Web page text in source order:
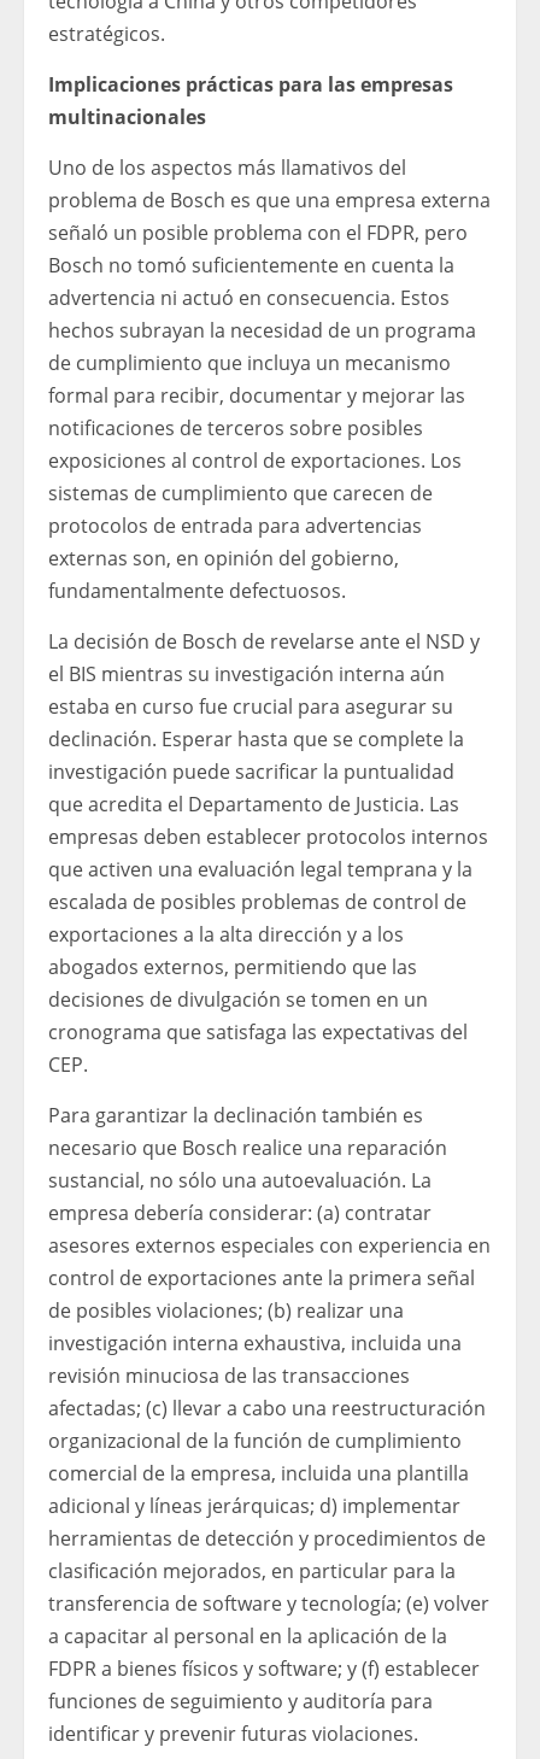
estratégicos.
Implicaciones prácticas para las empresas
multinacionales
Uno de los aspectos más llamativos del
problema de Bosch es que una empresa externa
señaló un posible problema con el FDPR, pero
Bosch no tomó suficientemente en cuenta la
advertencia ni actuó en consecuencia. Estos
hechos subrayan la necesidad de un programa
de cumplimiento que incluya un mecanismo
formal para recibir, documentar y mejorar las
notificaciones de terceros sobre posibles
exposiciones al control de exportaciones. Los
sistemas de cumplimiento que carecen de
protocolos de entrada para advertencias
externas son, en opinión del gobierno,
fundamentalmente defectuosos.
La decisión de Bosch de revelarse ante el NSD y
el BIS mientras su investigación interna aún
estaba en curso fue crucial para asegurar su
declinación. Esperar hasta que se complete la
investigación puede sacrificar la puntualidad
que acredita el Departamento de Justicia. Las
empresas deben establecer protocolos internos
que activen una evaluación legal temprana y la
escalada de posibles problemas de control de
exportaciones a la alta dirección y a los
abogados externos, permitiendo que las
decisiones de divulgación se tomen en un
cronograma que satisfaga las expectativas del
CEP.
Para garantizar la declinación también es
necesario que Bosch realice una reparación
sustancial, no sólo una autoevaluación. La
empresa debería considerar: (a) contratar
asesores externos especiales con experiencia en
control de exportaciones ante la primera señal
de posibles violaciones; (b) realizar una
investigación interna exhaustiva, incluida una
revisión minuciosa de las transacciones
afectadas; (c) llevar a cabo una reestructuración
organizacional de la función de cumplimiento
comercial de la empresa, incluida una plantilla
adicional y líneas jerárquicas; d) implementar
herramientas de detección y procedimientos de
clasificación mejorados, en particular para la
transferencia de software y tecnología; (e) volver
a capacitar al personal en la aplicación de la
FDPR a bienes físicos y software; y (f) establecer
funciones de seguimiento y auditoría para
identificar y prevenir futuras violaciones.